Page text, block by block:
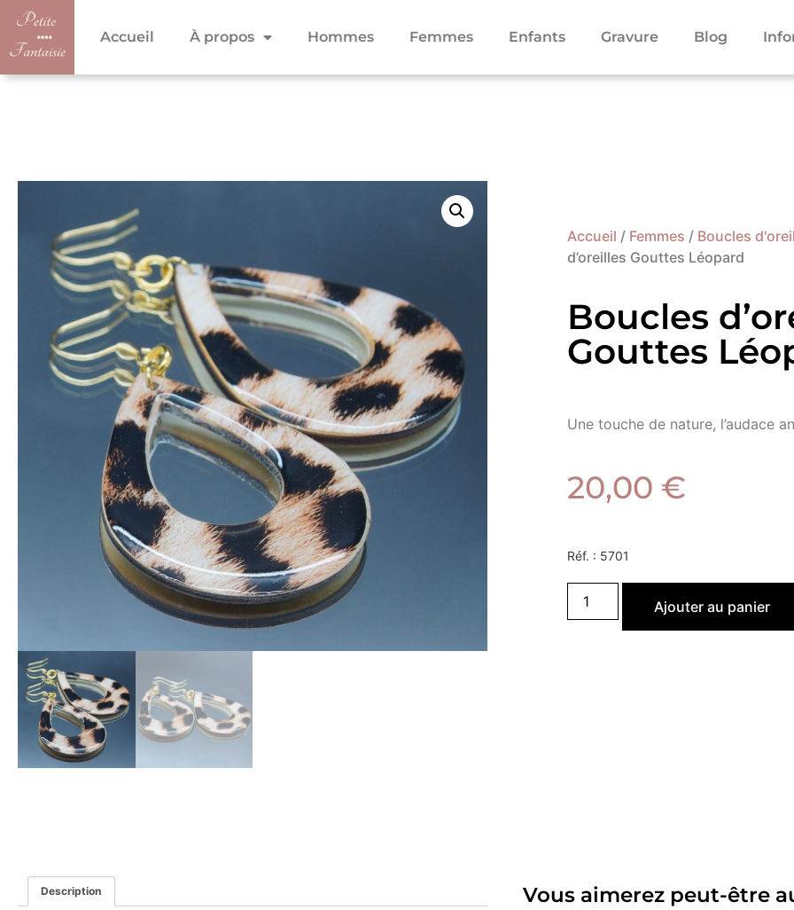
Accueil À propos Hommes Femmes Enfants Gravure Blog
Accueil / Femmes / Boucles
d’oreilles Gouttes Léopard
Boucles
Gouttes
Une touche de nature, l’audace
20,00 €
Réf. : 5701
Ajouter au panier
Description Vous aimerez peut-être